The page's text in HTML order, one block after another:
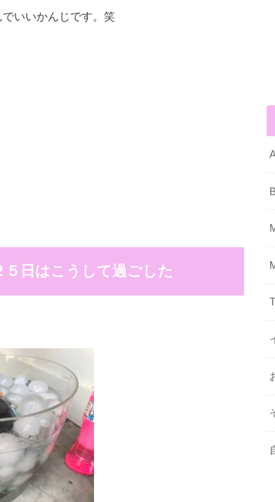
いいかんじです。笑
日はこうして過ごした